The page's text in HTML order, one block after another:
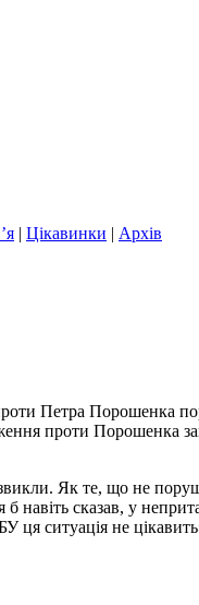
| Цікавинки | Архів
Петра Порошенка
проти Порошенка
Як те, що не
сказав, у
ситуація не